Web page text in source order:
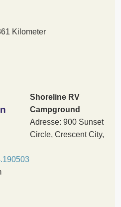
Kilometer
Shoreline RV
Campground
Adresse: 900 Sunset
Circle, Crescent City,